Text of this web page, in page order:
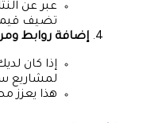
عبر عن
تضيف
إضافة روابط
إذا كان
لمشاريع
هذا يعزز